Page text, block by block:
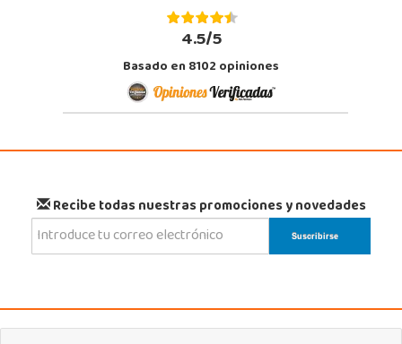
4.5/5
Basado en 8102 opiniones
Recibe todas nuestras promociones y novedades